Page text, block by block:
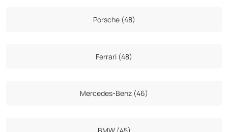
Porsche (48)
Ferrari (48)
Mercedes-Benz (46)